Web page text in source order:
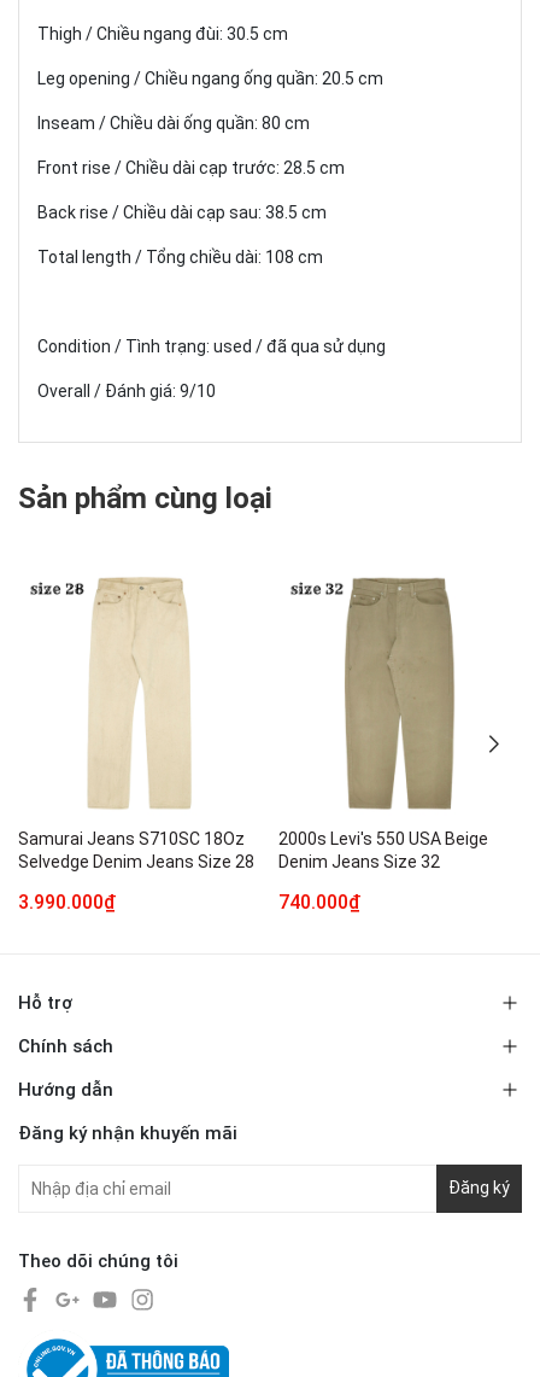
Thigh / Chiều ngang đùi: 30.5 cm
Leg opening / Chiều ngang ống quần: 20.5 cm
Inseam / Chiều dài ống quần: 80 cm
Front rise / Chiều dài cạp trước: 28.5 cm
Back rise / Chiều dài cạp sau: 38.5 cm
Total length / Tổng chiều dài: 108 cm
Condition / Tình trạng: used / đã qua sử dụng
Overall / Đánh giá: 9/10
Sản phẩm cùng loại
Samurai Jeans S710SC 18Oz
Selvedge Denim Jeans Size 28
3.990.000₫
2000s Levi's 550 USA Beige
Denim Jeans Size 32
740.000₫
Hỗ trợ
Chính sách
Hướng dẫn
Đăng ký nhận khuyến mãi
Đăng ký
Theo dõi chúng tôi